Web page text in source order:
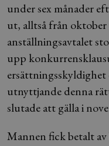
under sex månader
ut, alltså från
anställningsavtalet
upp
utnyttjande denna
slutade att gälla i
Mannen fick betalt